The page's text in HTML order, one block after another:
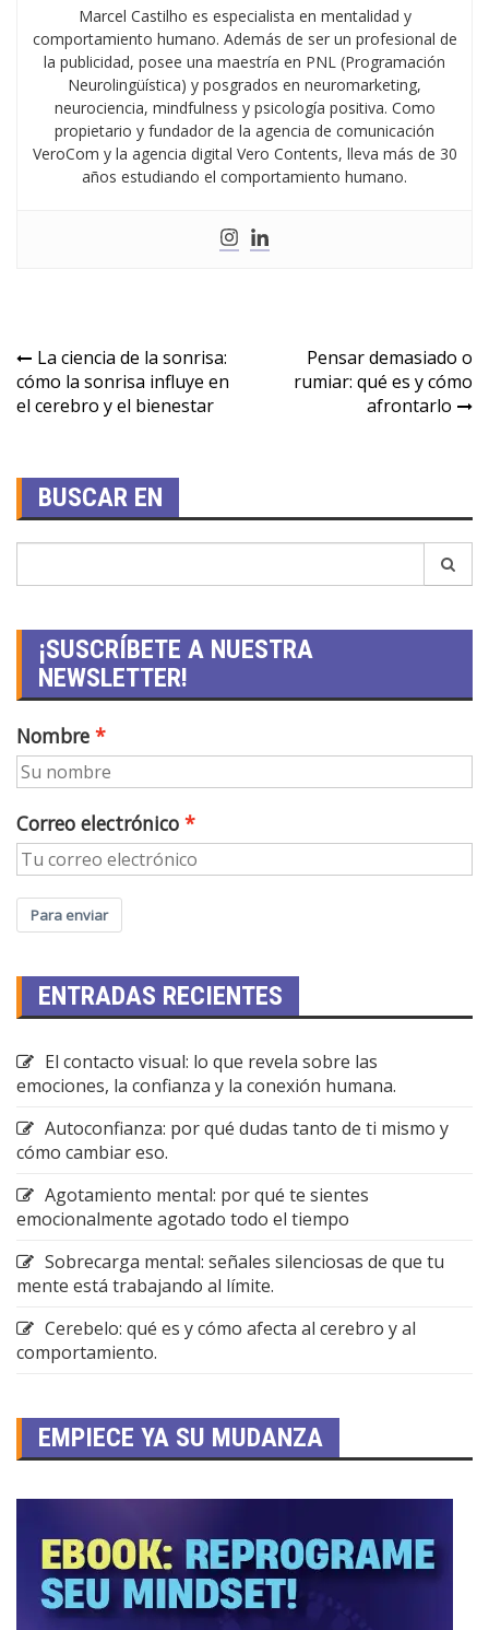
Marcel Castilho es especialista en mentalidad y
comportamiento humano. Además de ser un profesional de
la publicidad, posee una maestría en PNL (Programación
Neurolingüística) y posgrados en neuromarketing,
neurociencia, mindfulness y psicología positiva. Como
propietario y fundador de la agencia de comunicación
VeroCom y la agencia digital Vero Contents, lleva más de 30
años estudiando el comportamiento humano.
La ciencia de la sonrisa:
cómo la sonrisa influye en
el cerebro y el bienestar
Pensar demasiado o
rumiar: qué es y cómo
afrontarlo
BUSCAR EN
¡SUSCRÍBETE A NUESTRA
NEWSLETTER!
Nombre
Correo electrónico
Para enviar
ENTRADAS RECIENTES
El contacto visual: lo que revela sobre las
emociones, la confianza y la conexión humana.
Autoconfianza: por qué dudas tanto de ti mismo y
cómo cambiar eso.
Agotamiento mental: por qué te sientes
emocionalmente agotado todo el tiempo
Sobrecarga mental: señales silenciosas de que tu
mente está trabajando al límite.
Cerebelo: qué es y cómo afecta al cerebro y al
comportamiento.
EMPIECE YA SU MUDANZA